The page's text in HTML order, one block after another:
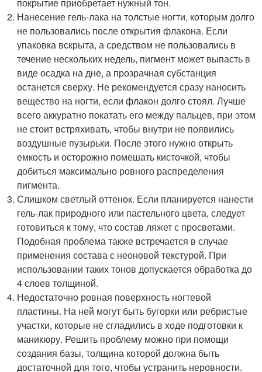
Нанесение гель-лака на толстые ногти, которым долго
не пользовались после открытия флакона. Если
упаковка вскрыта, а средством не пользовались в
течение нескольких недель, пигмент может выпасть в
виде осадка на дне, а прозрачная субстанция
останется сверху. Не рекомендуется сразу наносить
вещество на ногти, если флакон долго стоял. Лучше
всего аккуратно покатать его между пальцев, при этом
не стоит встряхивать, чтобы внутри не появились
воздушные пузырьки. После этого нужно открыть
емкость и осторожно помешать кисточкой, чтобы
добиться максимально ровного распределения
пигмента.
Слишком светлый оттенок. Если планируется нанести
гель-лак природного или пастельного цвета, следует
готовиться к тому, что состав ляжет с просветами.
Подобная проблема также встречается в случае
применения состава с неоновой текстурой. При
использовании таких тонов допускается обработка до
4 слоев толщиной.
Недостаточно ровная поверхность ногтевой
пластины. На ней могут быть бугорки или ребристые
участки, которые не сгладились в ходе подготовки к
маникюру. Решить проблему можно при помощи
создания базы, толщина которой должна быть
достаточной для того, чтобы устранить неровности.